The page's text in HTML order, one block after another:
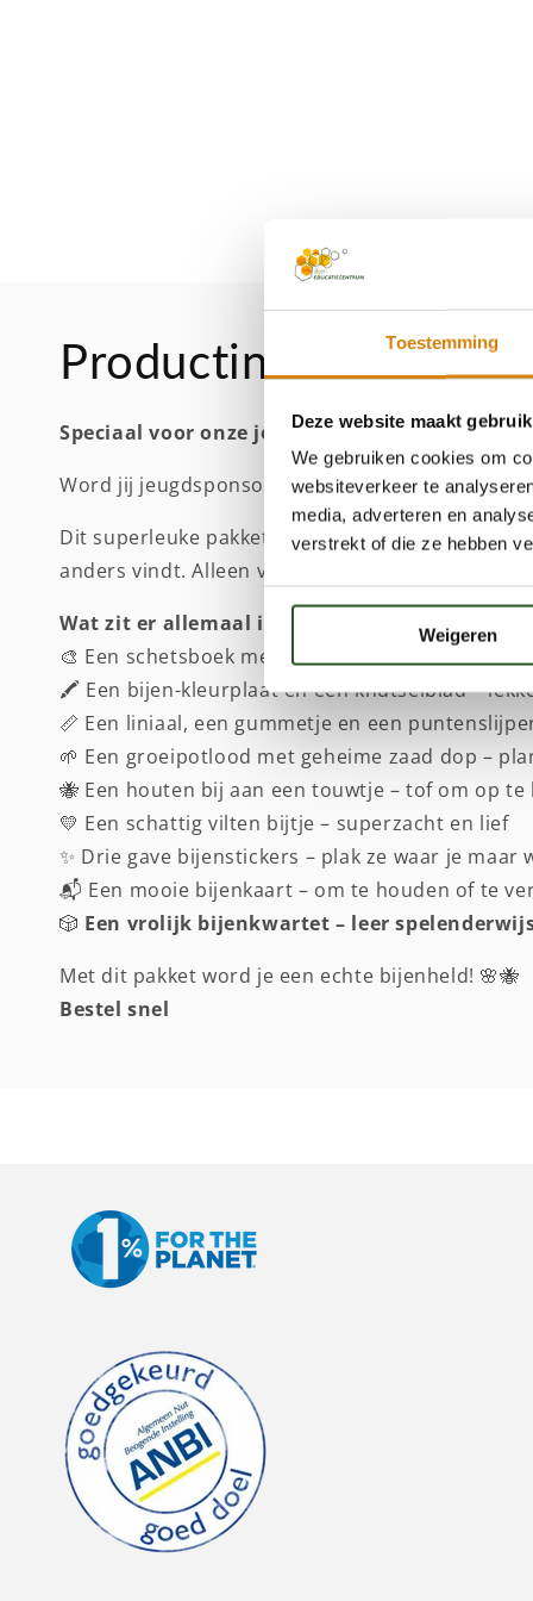
Toestemming
Deze website maakt
We gebruiken cookies om
websiteverkeer te
media, adverteren en
verstrekt of die ze hebben
Weigeren
Productinformatie
Speciaal voor onze jonge bijenvrienden: het
Word jij jeugdsponsor van de Bijenstichting?
Dit superleuke pakket zit boordevol vrolijke,
anders vindt. Alleen voor onze jonge helden die
Wat zit er allemaal in?
🎨 Een schetsboek met kleurpotloden – laat je
🖍️ Een bijen-kleurplaat én een knutselblad –
📏 Een liniaal, een gummetje en een
🌱 Een groeipotlood met geheime zaad dop –
🐝 Een houten bij aan een touwtje – tof om op te
💛 Een schattig vilten bijtje – superzacht en lief
✨ Drie gave bijenstickers – plak ze waar je maar
📬 Een mooie bijenkaart – om te houden of te
🎲 Een vrolijk bijenkwartet – leer
Met dit pakket word je een echte bijenheld! 🌸🐝
Bestel snel